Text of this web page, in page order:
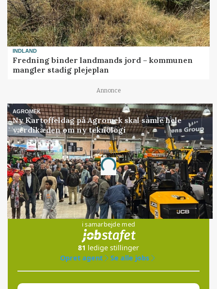
INDLAND
Fredning binder landmands jord – kommunen
mangler stadig plejeplan
Annonce
AGROMEK
Ny Kartoffeldag på Agromek skal samle hele
værdikæden om ny teknologi
Annonce
Loading...
Jobs
i samarbejde med
81 ledige stillinger
Opret agent
Se alle jobs